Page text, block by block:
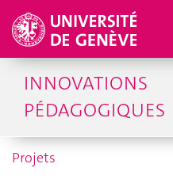
INNOVATIONS
PÉDAGOGIQUES
Projets